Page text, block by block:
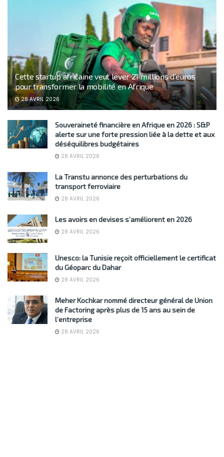
Cette startup africaine veut lever 21 millions d’euros
pour transformer la mobilité en Afrique
28 AVRIL 2026
Souveraineté financière en Afrique en 2026 : S&P
alerte sur une forte pression liée à la dette et aux
déséquilibres budgétaires
28 AVRIL 2026
La Transtu annonce des perturbations du
transport ferroviaire
28 AVRIL 2026
Les avoirs en devises s’améliorent en 2026
28 AVRIL 2026
Unesco: la Tunisie reçoit officiellement le certificat
du Géoparc du Dahar
28 AVRIL 2026
Meher Kochkar nommé directeur général de Union
de Factoring après plus de 15 ans au sein de
l’entreprise
28 AVRIL 2026